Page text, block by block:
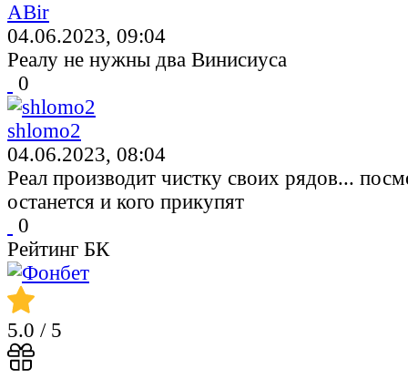
ABir
04.06.2023, 09:04
Реалу не нужны два Винисиуса
0
shlomo2
04.06.2023, 08:04
Реал производит чистку своих рядов...
останется и кого прикупят
0
Рейтинг БК
5.0 / 5